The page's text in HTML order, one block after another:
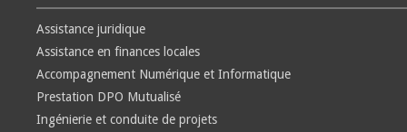
Assistance juridique
Assistance en finances locales
Accompagnement Numérique et Informatique
Prestation DPO Mutualisé
Ingénierie et conduite de projets